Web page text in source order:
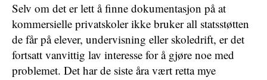
Selv om det er lett å finne dokumentasjon på at
kommersielle privatskoler ikke bruker all statsstøtten
de får på elever, undervisning eller skoledrift, er det
fortsatt vanvittig lav interesse for å gjøre noe med
problemet. Det har de siste åra vært retta mye